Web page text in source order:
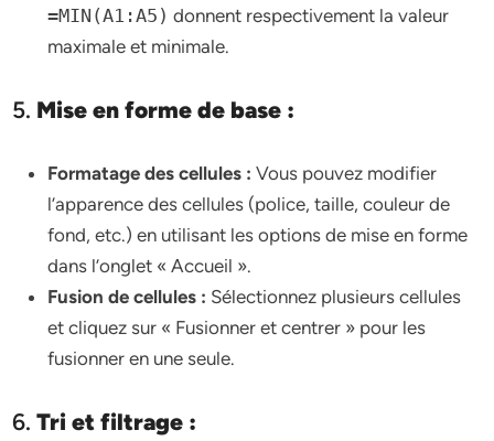
=MIN(A1:A5) donnent respectivement la valeur
maximale et minimale.
5. Mise en forme de base :
Formatage des cellules : Vous pouvez modifier
l’apparence des cellules (police, taille, couleur de
fond, etc.) en utilisant les options de mise en forme
dans l’onglet « Accueil ».
Fusion de cellules : Sélectionnez plusieurs cellules
et cliquez sur « Fusionner et centrer » pour les
fusionner en une seule.
6.Tri et filtrage :